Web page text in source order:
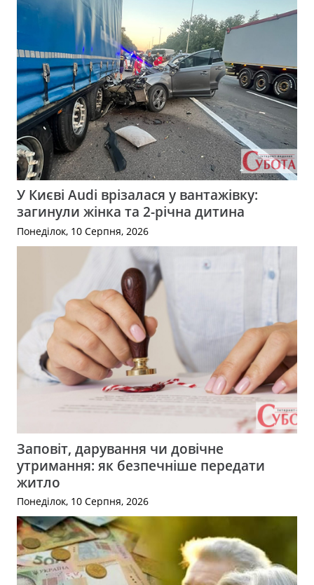
У Києві Audi врізалася у вантажівку:
загинули жінка та 2-річна дитина
Понеділок, 10 Серпня, 2026
Заповіт, дарування чи довічне
утримання: як безпечніше передати
житло
Понеділок, 10 Серпня, 2026